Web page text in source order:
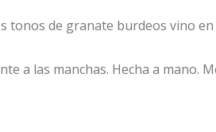
tonos de granate burdeos vino en
a las manchas. Hecha a mano.